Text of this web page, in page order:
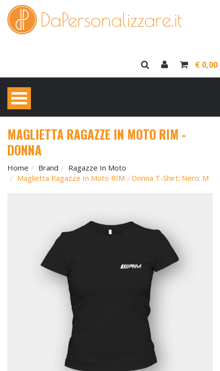
€ 0,00
MAGLIETTA RAGAZZE IN MOTO RIM -
DONNA
Home Brand
Ragazze In Moto
Maglietta Ragazze In Moto RIM - Donna T-Shirt; Nero; M